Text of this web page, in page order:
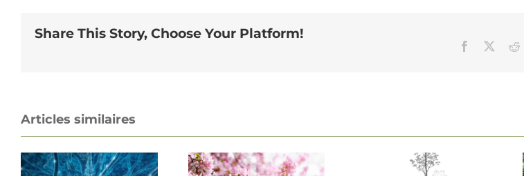
Share This Story, Choose Your Platform!
Facebook
Articles similaires